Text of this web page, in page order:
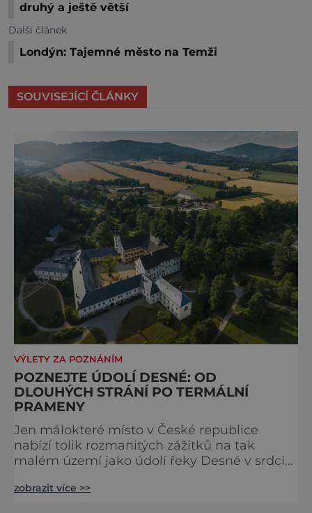
druhý a ještě větší
Další článek
Londýn: Tajemné město na Temži
SOUVISEJÍCÍ ČLÁNKY
VÝLETY ZA POZNÁNÍM
POZNEJTE ÚDOLÍ DESNÉ: OD
DLOUHÝCH STRÁNÍ PO TERMÁLNÍ
PRAMENY
Jen málokteré místo v České republice
nabízí tolik rozmanitých zážitků na tak
malém území jako údolí řeky Desné v srdci
nahlédnout do útrob jedné z
zobrazit více >>